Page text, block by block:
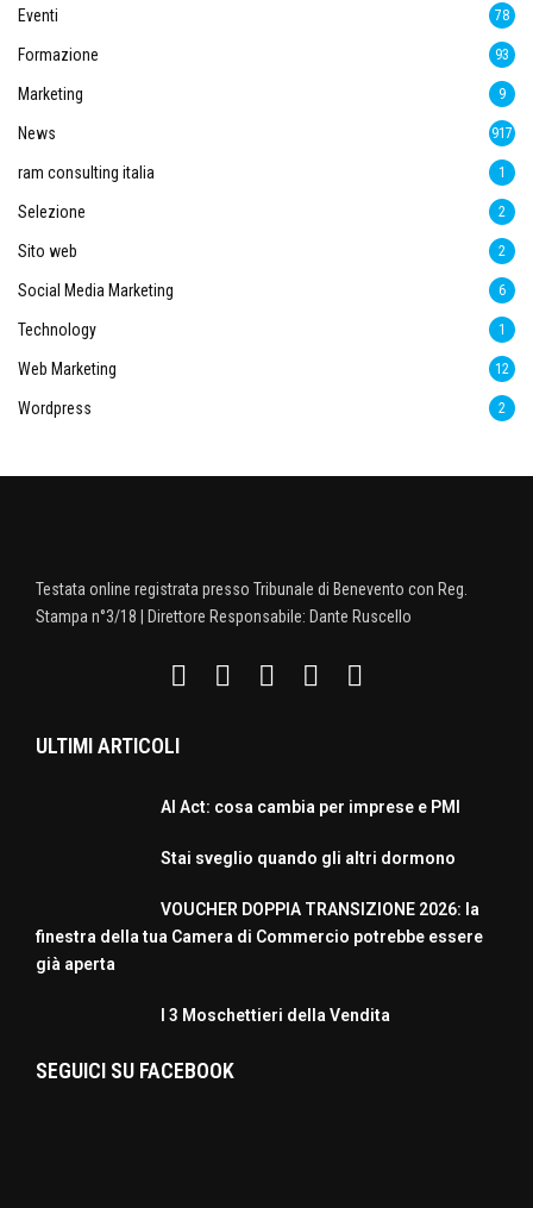
Eventi 78
Formazione 93
Marketing 9
News 917
ram consulting italia 1
Selezione 2
Sito web 2
Social Media Marketing 6
Technology 1
Web Marketing 12
Wordpress 2
Testata online registrata presso Tribunale di Benevento con Reg.
Stampa n°3/18 | Direttore Responsabile: Dante Ruscello
ULTIMI ARTICOLI
AI Act: cosa cambia per imprese e PMI
Stai sveglio quando gli altri dormono
VOUCHER DOPPIA TRANSIZIONE 2026: la
finestra della tua Camera di Commercio potrebbe essere
già aperta
I 3 Moschettieri della Vendita
SEGUICI SU FACEBOOK